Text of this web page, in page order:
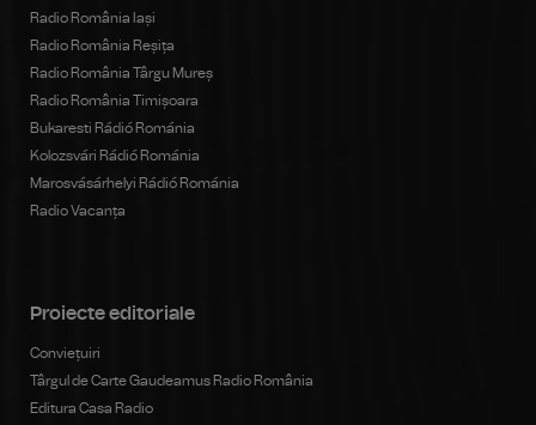
Radio România Iași
Radio România Reșița
Radio România Târgu Mureș
Radio România Timișoara
Bukaresti Rádió Románia
Kolozsvári Rádió Románia
Marosvásárhelyi Rádió Románia
Radio Vacanța
Proiecte editoriale
Conviețuiri
Târgul de Carte Gaudeamus Radio România
Editura Casa Radio